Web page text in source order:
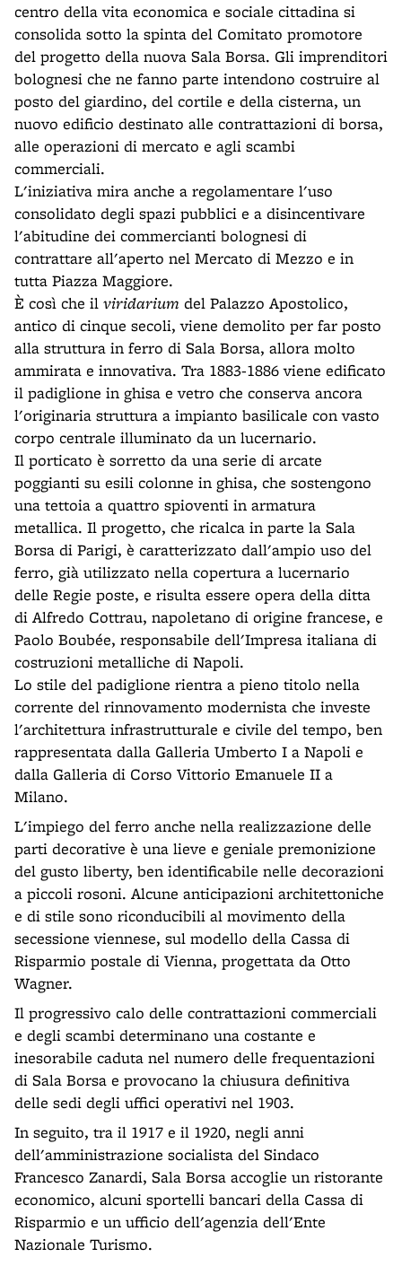
centro della vita economica e sociale cittadina si
consolida sotto la spinta del Comitato promotore
del progetto della nuova Sala Borsa. Gli imprenditori
bolognesi che ne fanno parte intendono costruire al
posto del giardino, del cortile e della cisterna, un
nuovo edificio destinato alle contrattazioni di borsa,
alle operazioni di mercato e agli scambi
commerciali.
L'iniziativa mira anche a regolamentare l'uso
consolidato degli spazi pubblici e a disincentivare
l'abitudine dei commercianti bolognesi di
contrattare all'aperto nel Mercato di Mezzo e in
tutta Piazza Maggiore.
È così che il viridarium del Palazzo Apostolico,
antico di cinque secoli, viene demolito per far posto
alla struttura in ferro di Sala Borsa, allora molto
ammirata e innovativa. Tra 1883-1886 viene edificato
il padiglione in ghisa e vetro che conserva ancora
l'originaria struttura a impianto basilicale con vasto
corpo centrale illuminato da un lucernario.
Il porticato è sorretto da una serie di arcate
poggianti su esili colonne in ghisa, che sostengono
una tettoia a quattro spioventi in armatura
metallica. Il progetto, che ricalca in parte la Sala
Borsa di Parigi, è caratterizzato dall'ampio uso del
ferro, già utilizzato nella copertura a lucernario
delle Regie poste, e risulta essere opera della ditta
di Alfredo Cottrau, napoletano di origine francese, e
Paolo Boubée, responsabile dell'Impresa italiana di
costruzioni metalliche di Napoli.
Lo stile del padiglione rientra a pieno titolo nella
corrente del rinnovamento modernista che investe
l'architettura infrastrutturale e civile del tempo, ben
rappresentata dalla Galleria Umberto I a Napoli e
dalla Galleria di Corso Vittorio Emanuele II a
Milano.
L'impiego del ferro anche nella realizzazione delle
parti decorative è una lieve e geniale premonizione
del gusto liberty, ben identificabile nelle decorazioni
a piccoli rosoni. Alcune anticipazioni architettoniche
e di stile sono riconducibili al movimento della
secessione viennese, sul modello della Cassa di
Risparmio postale di Vienna, progettata da Otto
Wagner.
Il progressivo calo delle contrattazioni commerciali
e degli scambi determinano una costante e
inesorabile caduta nel numero delle frequentazioni
di Sala Borsa e provocano la chiusura definitiva
delle sedi degli uffici operativi nel 1903.
In seguito, tra il 1917 e il 1920, negli anni
dell'amministrazione socialista del Sindaco
Francesco Zanardi, Sala Borsa accoglie un ristorante
economico, alcuni sportelli bancari della Cassa di
Risparmio e un ufficio dell'agenzia dell'Ente
Nazionale Turismo.